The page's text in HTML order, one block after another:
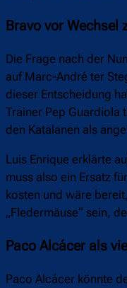
Bravo vor Wechsel
Die Frage nach der
auf Marc-André ter
dieser Entscheidung
Trainer Pep Guardiola
den Katalanen als
Luis Enrique erklärte
muss also ein Ersatz
kosten und wäre
„Fledermäuse“ sein,
Paco Alcácer als
Paco Alcácer könnte